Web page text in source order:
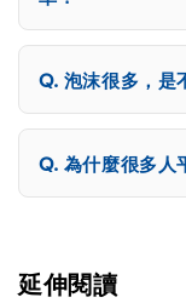
泡沫很多，是
為什麼很多人
延伸閱讀